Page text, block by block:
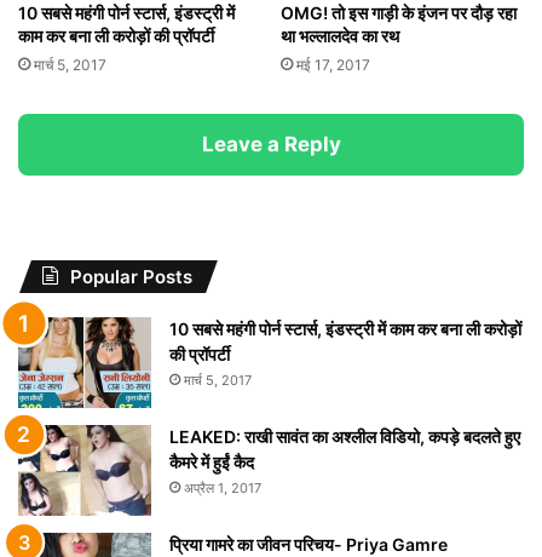
10 सबसे महंगी पोर्न स्टार्स, इंडस्ट्री में
काम कर बना ली करोड़ों की प्रॉपर्टी
मार्च 5, 2017
OMG! तो इस गाड़ी के इंजन पर दौड़ रहा
था भल्लालदेव का रथ
मई 17, 2017
Leave a Reply
Popular Posts
10 सबसे महंगी पोर्न स्टार्स, इंडस्ट्री में काम कर बना ली करोड़ों
की प्रॉपर्टी
मार्च 5, 2017
LEAKED: राखी सावंत का अश्लील विडियो, कपड़े बदलते हुए
कैमरे में हुईं कैद
अप्रैल 1, 2017
प्रिया गामरे का जीवन परिचय- Priya Gamre